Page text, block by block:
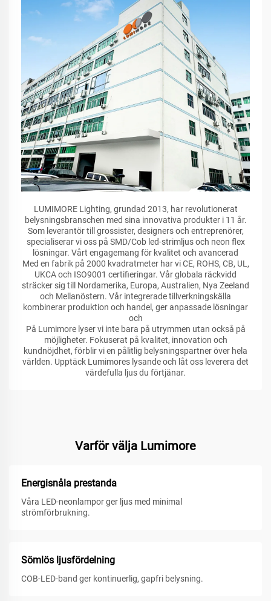
LUMIMORE Lighting, grundad 2013, har revolutionerat
belysningsbranschen med sina innovativa produkter i 11 år.
Som leverantör till grossister, designers och entreprenörer,
specialiserar vi oss på SMD/Cob led-strimljus och neon flex
lösningar. Vårt engagemang för kvalitet och avancerad
Med en fabrik på 2000 kvadratmeter har vi CE, ROHS, CB, UL,
UKCA och ISO9001 certifieringar. Vår globala räckvidd
sträcker sig till Nordamerika, Europa, Australien, Nya Zeeland
och Mellanöstern. Vår integrerade tillverkningskälla
kombinerar produktion och handel, ger anpassade lösningar
och
På Lumimore lyser vi inte bara på utrymmen utan också på
möjligheter. Fokuserat på kvalitet, innovation och
kundnöjdhet, förblir vi en pålitlig belysningspartner över hela
världen. Upptäck Lumimores lysande och låt oss leverera det
värdefulla ljus du förtjänar.
Varför välja Lumimore
Energisnåla prestanda
Våra LED-neonlampor ger ljus med minimal
strömförbrukning.
Sömlös ljusfördelning
COB-LED-band ger kontinuerlig, gapfri belysning.